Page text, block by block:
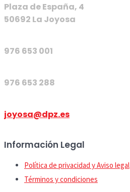
Plaza de España, 4
50692 La Joyosa
976 653 001
976 653 288
joyosa@dpz.es
Información Legal
Política de privacidad y Aviso legal
Términos y condiciones